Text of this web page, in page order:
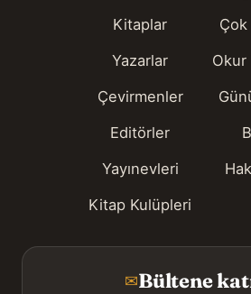
Kitaplar
Yazarlar
Çevirmenler
Editörler
Yayınevleri
Kitap Kulüpleri
Okur
✉Bültene